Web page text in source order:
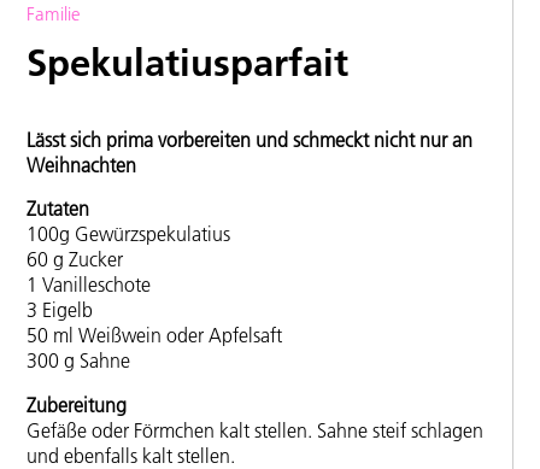
Familie
Spekulatiusparfait
Lässt sich prima vorbereiten und schmeckt nicht nur an
Weihnachten
Zutaten
100g Gewürzspekulatius
60 g Zucker
1 Vanilleschote
3 Eigelb
50 ml Weißwein oder Apfelsaft
300 g Sahne
Zubereitung
Gefäße oder Förmchen kalt stellen. Sahne steif schlagen
und ebenfalls kalt stellen.